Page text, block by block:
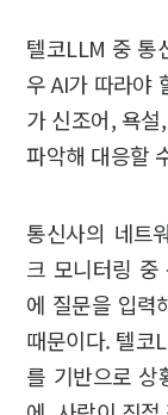
텔코LLM 중 통
우 AI가 따라야
가 신조어, 욕
파악해 대응할
통신사의 네트
크 모니터링 중
에 질문을 입력
때문이다. 텔코
를 기반으로 상